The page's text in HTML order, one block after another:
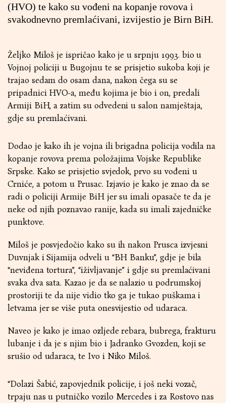
(HVO) te kako su vođeni na kopanje rovova i
svakodnevno premlaćivani, izvijestio je Birn BiH.
Željko Miloš je ispričao kako je u srpnju 1993. bio u
Vojnoj policiji u Bugojnu te se prisjetio sukoba koji je
trajao sedam do osam dana, nakon čega su se
pripadnici HVO-a, među kojima je bio i on, predali
Armiji BiH, a zatim su odvedeni u salon namještaja,
gdje su premlaćivani.
Dodao je kako ih je vojna ili brigadna policija vodila na
kopanje rovova prema položajima Vojske Republike
Srpske. Kako se prisjetio svjedok, prvo su vođeni u
Crniće, a potom u Prusac. Izjavio je kako je znao da se
radi o policiji Armije BiH jer su imali opasače te da je
neke od njih poznavao ranije, kada su imali zajedničke
punktove.
Miloš je posvjedočio kako su ih nakon Prusca izvjesni
Duvnjak i Sijamija odveli u “BH Banku”, gdje je bila
“neviđena tortura”, “iživljavanje” i gdje su premlaćivani
svaka dva sata. Kazao je da se nalazio u podrumskoj
prostoriji te da nije vidio tko ga je tukao puškama i
letvama jer se više puta onesvijestio od udaraca.
Naveo je kako je imao ozljede rebara, bubrega, frakturu
lubanje i da je s njim bio i Jadranko Gvozden, koji se
srušio od udaraca, te Ivo i Niko Miloš.
“Dolazi Šabić, zapovjednik policije, i još neki vozač,
trpaju nas u putničko vozilo Mercedes i za Rostovo nas